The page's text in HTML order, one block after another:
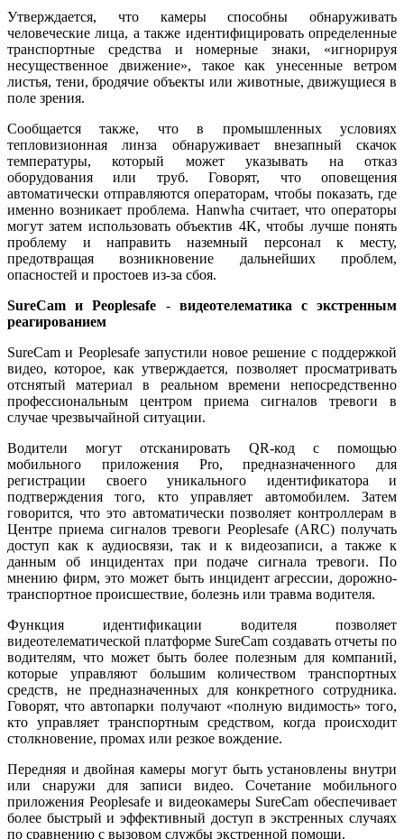
Утверждается, что камеры способны обнаруживать
человеческие лица, а также идентифицировать определенные
транспортные средства и номерные знаки, «игнорируя
несущественное движение», такое как унесенные ветром
листья, тени, бродячие объекты или животные, движущиеся в
поле зрения.
Сообщается также, что в промышленных условиях
тепловизионная линза обнаруживает внезапный скачок
температуры, который может указывать на отказ
оборудования или труб. Говорят, что оповещения
автоматически отправляются операторам, чтобы показать, где
именно возникает проблема. Hanwha считает, что операторы
могут затем использовать объектив 4K, чтобы лучше понять
проблему и направить наземный персонал к месту,
предотвращая возникновение дальнейших проблем,
опасностей и простоев из-за сбоя.
SureCam и Peoplesafe - видеотелематика с экстренным
реагированием
SureCam и Peoplesafe запустили новое решение с поддержкой
видео, которое, как утверждается, позволяет просматривать
отснятый материал в реальном времени непосредственно
профессиональным центром приема сигналов тревоги в
случае чрезвычайной ситуации.
Водители могут отсканировать QR-код с помощью
мобильного приложения Pro, предназначенного для
регистрации своего уникального идентификатора и
подтверждения того, кто управляет автомобилем. Затем
говорится, что это автоматически позволяет контроллерам в
Центре приема сигналов тревоги Peoplesafe (ARC) получать
доступ как к аудиосвязи, так и к видеозаписи, а также к
данным об инцидентах при подаче сигнала тревоги. По
мнению фирм, это может быть инцидент агрессии, дорожно-
транспортное происшествие, болезнь или травма водителя.
Функция идентификации водителя позволяет
видеотелематической платформе SureCam создавать отчеты по
водителям, что может быть более полезным для компаний,
которые управляют большим количеством транспортных
средств, не предназначенных для конкретного сотрудника.
Говорят, что автопарки получают «полную видимость» того,
кто управляет транспортным средством, когда происходит
столкновение, промах или резкое вождение.
Передняя и двойная камеры могут быть установлены внутри
или снаружи для записи видео. Сочетание мобильного
приложения Peoplesafe и видеокамеры SureCam обеспечивает
более быстрый и эффективный доступ в экстренных случаях
по сравнению с вызовом службы экстренной помощи.